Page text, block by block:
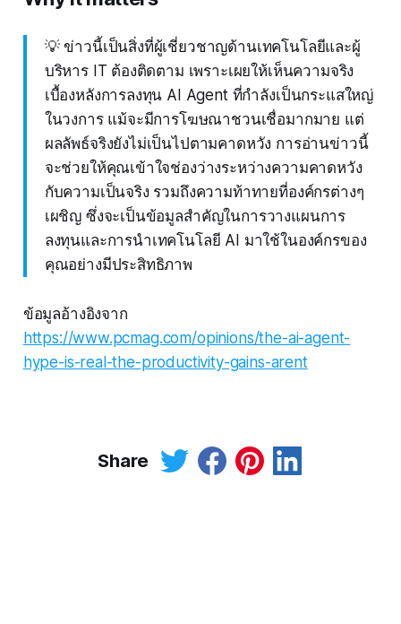
💡 ข่าวนี้เป็นสิ่งที่ผู้เชี่ยวชาญด้านเทคโนโลยีและผู้
บริหาร IT ต้องติดตาม เพราะเผยให้เห็นความจริง
เบื้องหลังการลงทุน AI Agent ที่กำลังเป็นกระแสใหญ่
ในวงการ แม้จะมีการโฆษณาชวนเชื่อมากมาย แต่
ผลลัพธ์จริงยังไม่เป็นไปตามคาดหวัง การอ่านข่าวนี้
จะช่วยให้คุณเข้าใจช่องว่างระหว่างความคาดหวัง
กับความเป็นจริง รวมถึงความท้าทายที่องค์กรต่างๆ
เผชิญ ซึ่งจะเป็นข้อมูลสำคัญในการวางแผนการ
ลงทุนและการนำเทคโนโลยี AI มาใช้ในองค์กรของ
คุณอย่างมีประสิทธิภาพ
ข้อมูลอ้างอิงจาก
https://www.pcmag.com/opinions/the-ai-agent-
hype-is-real-the-productivity-gains-arent
Share